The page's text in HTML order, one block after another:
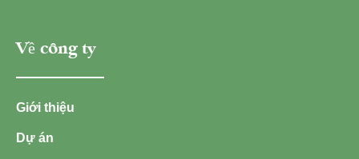
Về công ty
Giới thiệu
Dự án